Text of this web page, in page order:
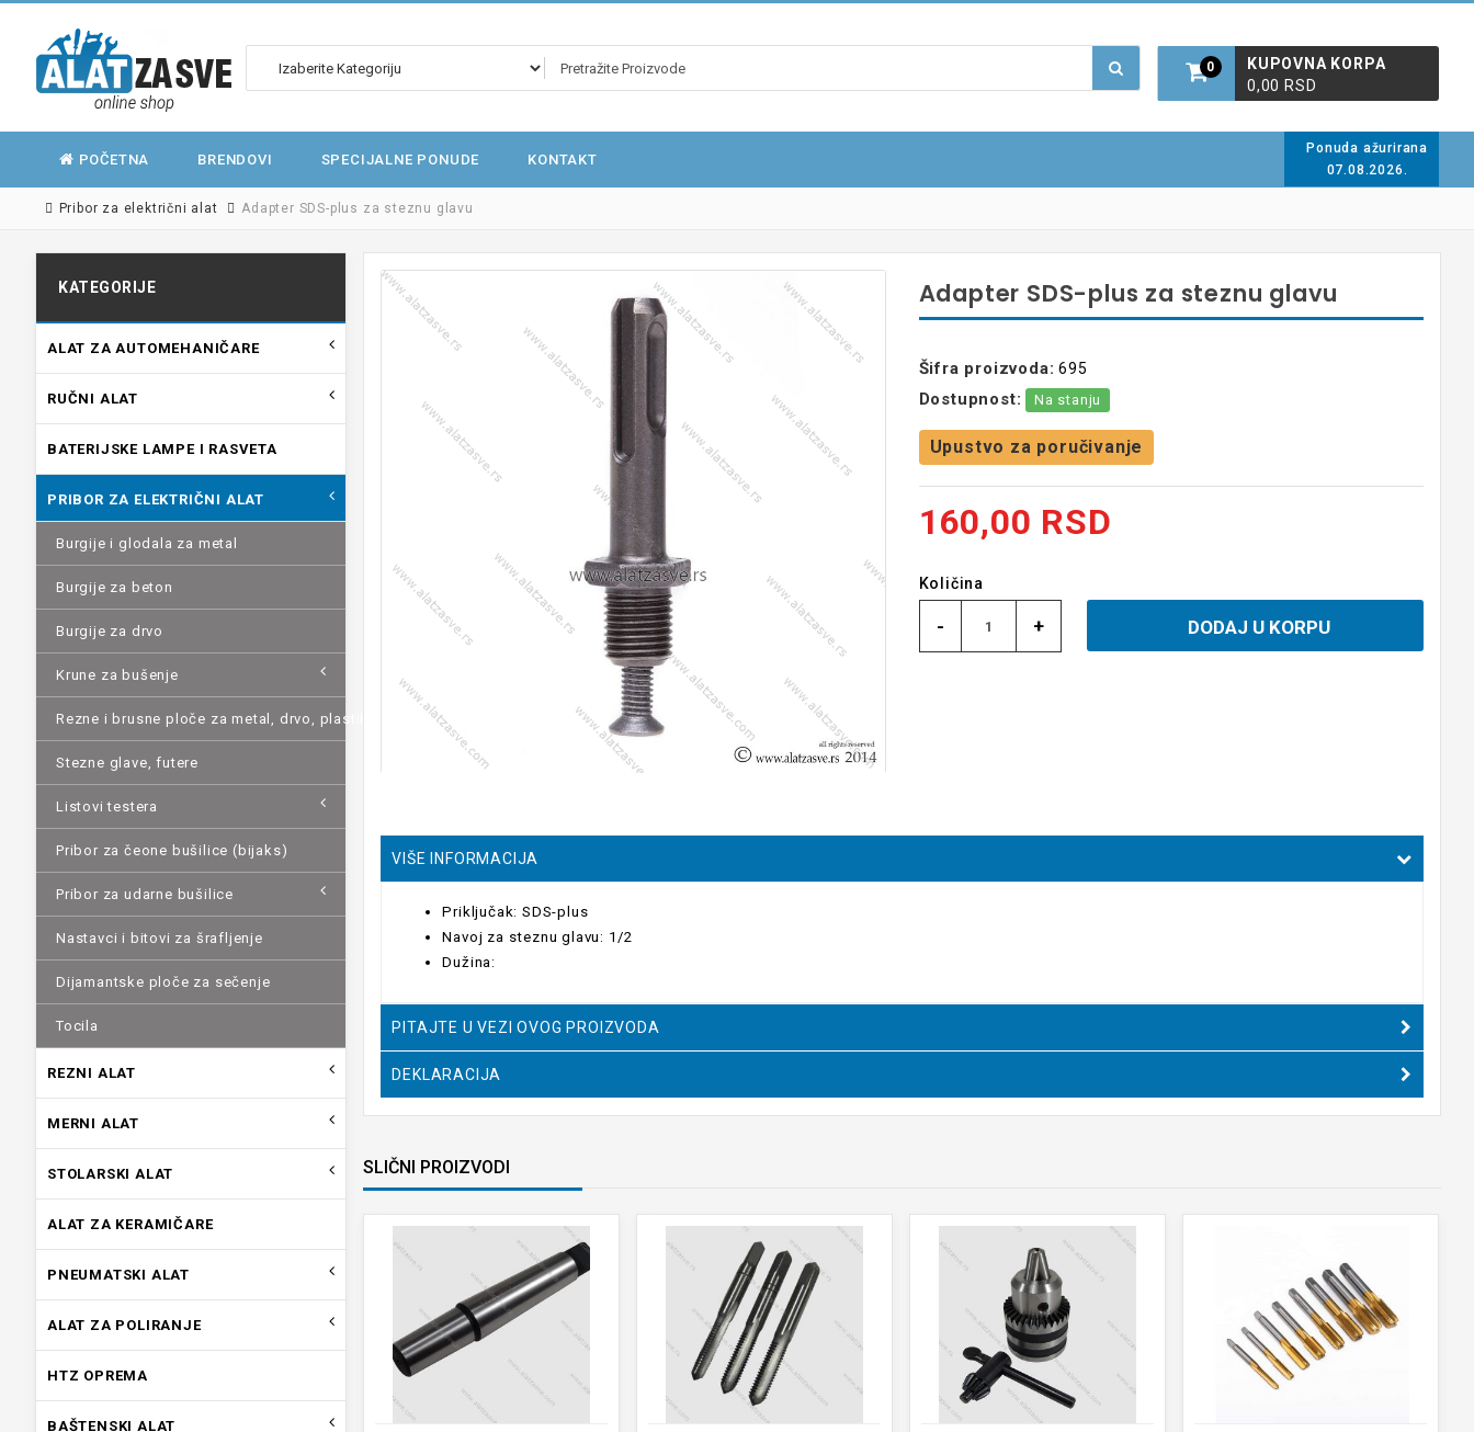
0
KUPOVNA KORPA
0,00 RSD
POČETNA BRENDOVI SPECIJALNE PONUDE KONTAKT
Ponuda ažurirana
07.08.2026.
Pribor za električni alat Adapter SDS-plus za steznu glavu
KATEGORIJE
ALAT ZA AUTOMEHANIČARE
RUČNI ALAT
BATERIJSKE LAMPE I RASVETA
PRIBOR ZA ELEKTRIČNI ALAT
Burgije i glodala za metal
Burgije za beton
Burgije za drvo
Krune za bušenje
Rezne i brusne ploče za metal, drvo, plastiku, kamen
Stezne glave, futere
Listovi testera
Pribor za čeone bušilice (bijaks)
Pribor za udarne bušilice
Nastavci i bitovi za šrafljenje
Dijamantske ploče za sečenje
Tocila
REZNI ALAT
MERNI ALAT
STOLARSKI ALAT
ALAT ZA KERAMIČARE
PNEUMATSKI ALAT
ALAT ZA POLIRANJE
HTZ OPREMA
BAŠTENSKI ALAT
Adapter SDS-plus za steznu glavu
Šifra proizvoda: 695
Dostupnost: Na stanju
Upustvo za poručivanje
160,00 RSD
Količina
- + DODAJ U KORPU
VIŠE INFORMACIJA
Priključak: SDS-plus
Navoj za steznu glavu: 1/2
Dužina:
PITAJTE U VEZI OVOG PROIZVODA
DEKLARACIJA
SLIČNI PROIZVODI